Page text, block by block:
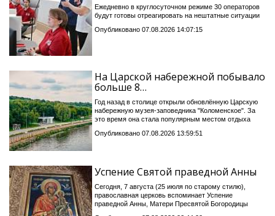
Ежедневно в круглосуточном режиме 30 операторов
будут готовы отреагировать на нештатные ситуации
Опубликовано 07.08.2026 14:07:15
На Царской набережной побывало
больше 8…
Год назад в столице открыли обновлённую Царскую
набережную музея-заповедника "Коломенское". За
это время она стала популярным местом отдыха
Опубликовано 07.08.2026 13:59:51
Успение Святой праведной Анны
Сегодня, 7 августа (25 июля по старому стилю),
православная церковь вспоминает Успение
праведной Анны, Матери Пресвятой Богородицы